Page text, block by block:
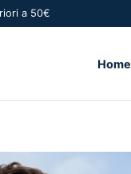
a 50€
Home